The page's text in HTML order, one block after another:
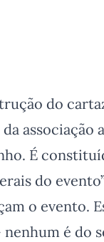
do
associação
É
do
o evento.
é do